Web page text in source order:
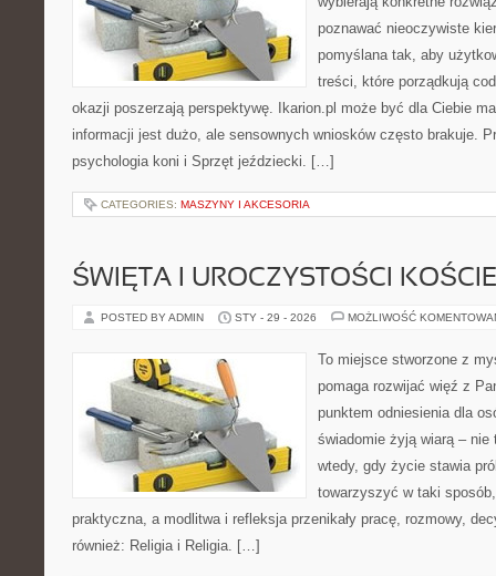
poznawać nieoczywiste
pomyślana tak, aby
treści, które porządkują
okazji poszerzają perspektywę. Ikarion.pl może być dla Ciebie
informacji jest dużo, ale sensownych wniosków często brakuje.
psychologia koni i Sprzęt jeździecki. […]
CATEGORIES: MASZYNY I AKCESORIA
ŚWIĘTA I UROCZYSTOŚCI
POSTED BY ADMIN STY - 29 - 2026 MOŻLIWOŚĆ
To miejsce stworzone z
pomaga rozwijać więź z
punktem odniesienia dla
świadomie żyją wiarą –
wtedy, gdy życie stawia
towarzyszyć w taki
praktyczna, a modlitwa i refleksja przenikały pracę, rozmowy,
również: Religia i Religia. […]